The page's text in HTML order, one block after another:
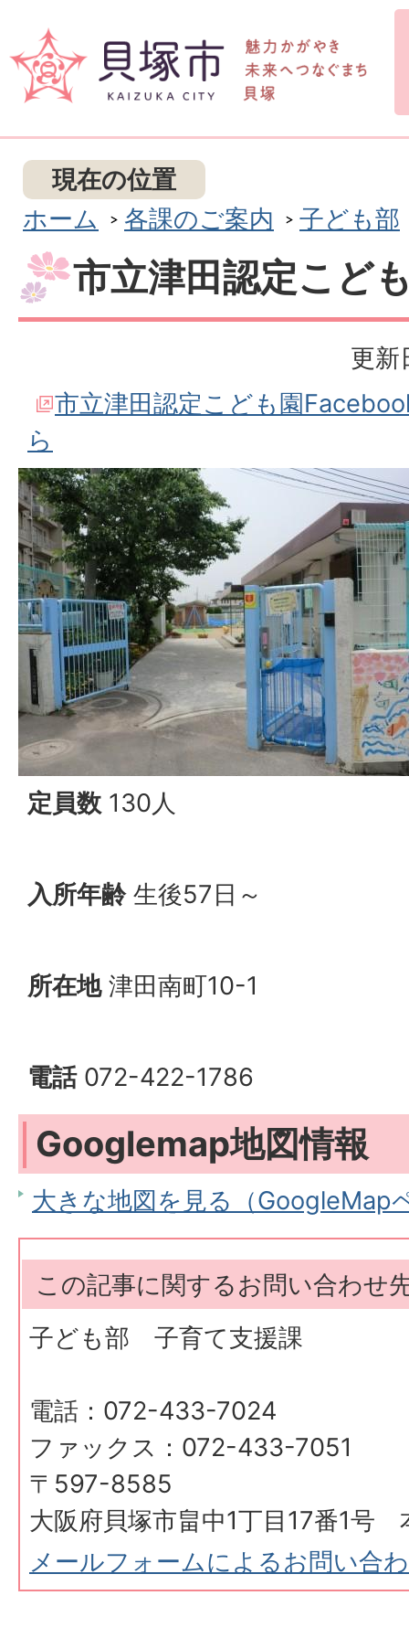
現在の位置
ホーム
各課のご案内 子ども部
市立津田認定こど
更新
市立津田認定こども園
ら
定員数 130人
入所年齢生後57日～
所在地津田南町10-1
電話072-422-1786
Googlemap地図情報
大きな地図を見る（GoogleMap
この記事に関するお問い合わせ
子ども部 子育て支援課
電話：072-433-7024
ファックス：072-433-7051
〒597-8585
大阪府貝塚市畠中1丁目17番1号
メールフォームによるお問い合